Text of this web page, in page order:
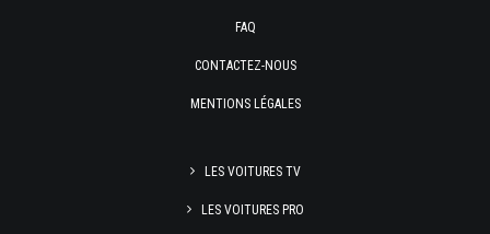
FAQ
CONTACTEZ-NOUS
MENTIONS LÉGALES
LES VOITURES TV
LES VOITURES PRO